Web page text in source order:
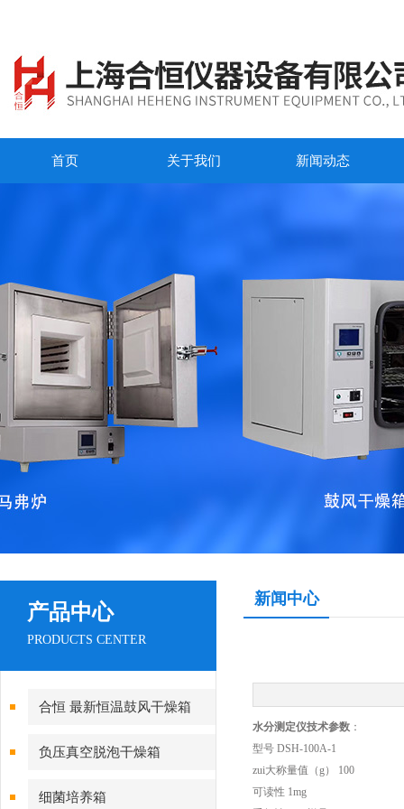
首页 关于我们 新闻动态
产品中心
PRODUCTS CENTER
合恒 最新恒温鼓风干燥箱
负压真空脱泡干燥箱
细菌培养箱
新闻中心
水分测定仪技术参数 ：
型号 DSH-100A-1
zui大称量值（g） 100
可读性 1mg